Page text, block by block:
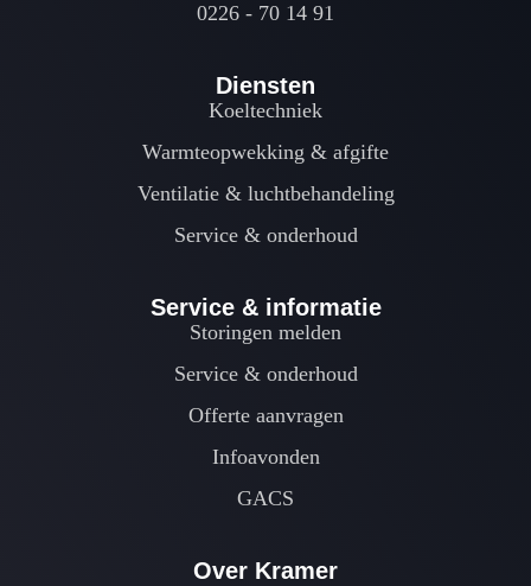
0226 - 70 14 91
Diensten
Koeltechniek
Warmteopwekking & afgifte
Ventilatie & luchtbehandeling
Service & onderhoud
Service & informatie
Storingen melden
Service & onderhoud
Offerte aanvragen
Infoavonden
GACS
Over Kramer